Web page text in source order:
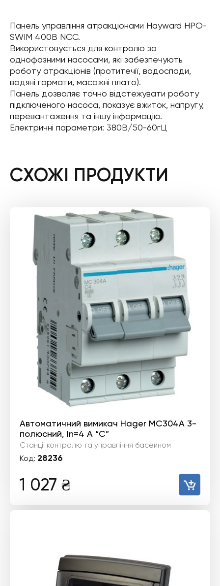
Панель управління атракціонами Hayward HPO-
SWIM 400В NCC.
Використовується для контролю за
однофазними насосами, які забезпечують
роботу атракціонів (протитечії, водоспади,
водяні гармати, масажні плато).
Панель дозволяє точно відстежувати роботу
підключеного насоса, показує вжиток, напругу,
перевантаження та іншу інформацію.
Електричні параметри: 380В/50-60гЦ
СХОЖІ ПРОДУКТИ
Автоматичний вимикач Hager MC304A 3-
полюсний, In=4 А “C”
Станції контролю та управління басейном
Код: 28236
1 027 ₴